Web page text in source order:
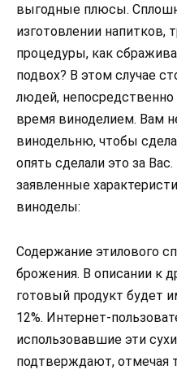
выгодные плюсы.
изготовлении напитков,
процедуры, как
подвох? В этом случае
людей,
время виноделием. Вам
винодельню, чтобы
опять сделали это за
заявленные
виноделы:
Содержание этилового
брожения. В описании к
готовый продукт будет
12%. Интернет-
использовавшие эти
подтверждают, отмечая